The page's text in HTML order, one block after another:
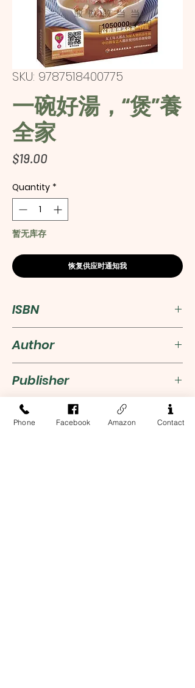
SKU: 9787518400775
一碗好湯，“煲”養
全家
$19.00Price
Quantity *
暂无库存
恢复供应时通知我
ISBN
9787518400775
Author
煲湯女王
Publisher
中國輕工業出版社
Phone Facebook Amazon Contact